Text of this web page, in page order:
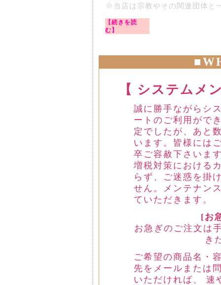
※当店は宗教やその関連団体と
【続きを読
む】
【 システムメ
誠に勝手ながらシ
ートのご利用がで
定でしたが、あと
います。皆様には
卒ご容赦下さいま
増税対策における
らず、ご迷惑を掛
せん。メンテナン
ていただきます。
[お
お急ぎのご注文は
き
ご希望の商品名・
先をメールまたは
いただければ、 速